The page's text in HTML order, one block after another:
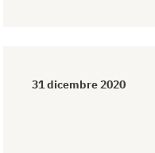
31 dicembre 2020